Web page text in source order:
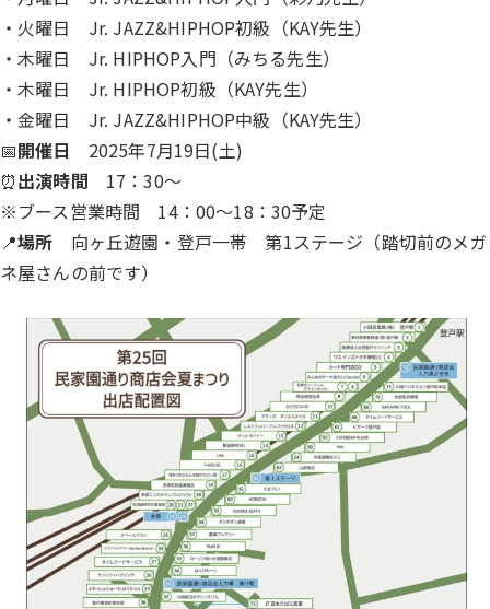
・火曜日 Jr. JAZZ&HIPHOP初級（KAY先生）
・木曜日 Jr. HIPHOP入門（みちる先生）
・木曜日 Jr. HIPHOP初級（KAY先生）
・金曜日 Jr. JAZZ&HIPHOP中級（KAY先生）
📅開催日 2025年7月19日(土)
⏰出演時間 17：30〜
※ブース営業時間 14：00〜18：30予定
📍場所 向ヶ丘遊園・登戸一帯 第1ステージ（踏切前のメガ
ネ屋さんの前です）